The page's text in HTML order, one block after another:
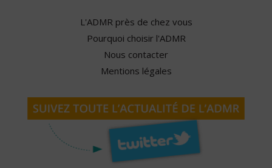
L'ADMR près de chez vous
Pourquoi choisir l'ADMR
Nous contacter
Mentions légales